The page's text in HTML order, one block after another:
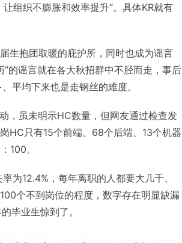
组织不膨胀和效率提升”。具体KR就有
生抱团取暖的庇护所，同时也成为谣言
的谣言就在各大秋招群中不胫而走，事后
平均下来也是走钢丝的难度。
，虽未明示HC数量，但网友通过检查发
HC只有15个前端、68个后端、13个机器
100。
为12.4%，每年离职的人都要大几千、
个不到岗位的程度，数字存在明显缺漏
毕业生惊到了。